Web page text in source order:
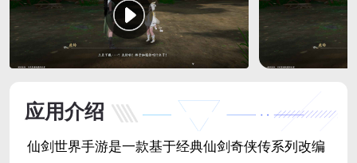
应用介绍
仙剑世界手游是一款基于经典仙剑奇侠传系列改编